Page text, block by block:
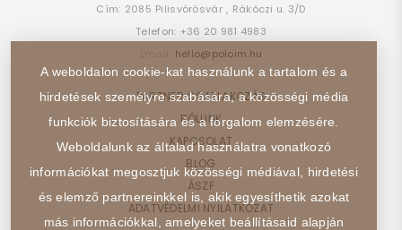
Cím: 2085 Pilisvörösvár , Rákóczi u. 3/D
Telefon: +36 20 981 4983
hello@poloim.hu
PARTNER CSATLAKOZÁS
RÓLUNK
KAPCSOLAT
BLOG
ÁSZF
ADATVÉDELMI NYILATKOZAT
A weboldalon cookie-kat használunk a tartalom és a
hirdetések személyre szabására, a közösségi média
funkciók biztosítására és a forgalom elemzésére.
Weboldalunk az általad használatra vonatkozó
információkat megosztjuk közösségi médiával, hirdetési
és elemző partnereinkkel is, akik egyesíthetik azokat
más információkkal, amelyeket beállításaid alapján